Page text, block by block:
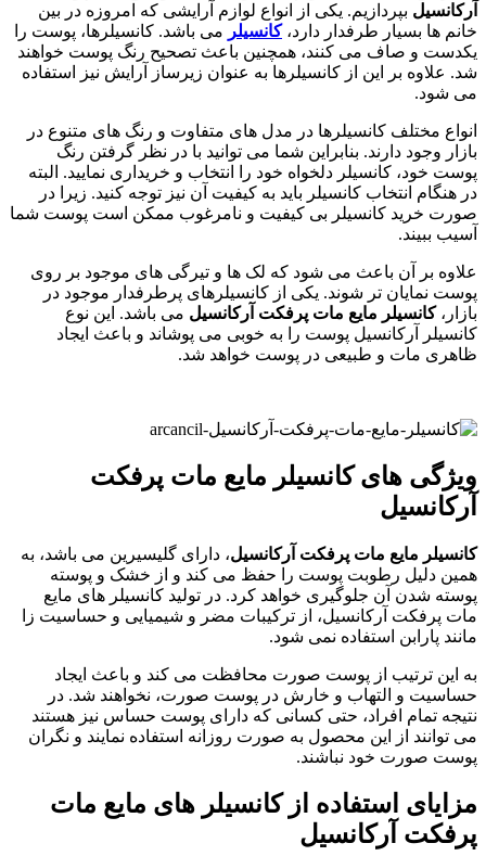
آرکانسیل بپردازیم. یکی از انواع لوازم آرایشی که امروزه در بین
خانم ها بسیار طرفدار دارد،کانسیلر می باشد. کانسیلرها، پوست را
یکدست و صاف می کنند، همچنین باعث تصحیح رنگ پوست خواهند
شد. علاوه بر این از کانسیلرها به عنوان زیرساز آرایش نیز استفاده
می شود.
انواع مختلف کانسیلرها در مدل های متفاوت و رنگ های متنوع در
بازار وجود دارند. بنابراین شما می توانید با در نظر گرفتن رنگ
پوست خود، کانسیلر دلخواه خود را انتخاب و خریداری نمایید. البته
در هنگام انتخاب کانسیلر باید به کیفیت آن نیز توجه کنید. زیرا در
صورت خرید کانسیلر بی کیفیت و نامرغوب ممکن است پوست شما
آسیب ببیند.
علاوه بر آن باعث می شود که لک ها و تیرگی های موجود بر روی
پوست نمایان تر شوند. یکی از کانسیلرهای پرطرفدار موجود در
بازار،کانسیلر مایع مات پرفکت آرکانسیل می باشد. این نوع
کانسیلر آرکانسیل پوست را به خوبی می پوشاند و باعث ایجاد
ظاهری مات و طبیعی در پوست خواهد شد.
ویژگی های کانسیلر مایع مات پرفکت
آرکانسیل
کانسیلر مایع مات پرفکت آرکانسیل، دارای گلیسیرین می باشد، به
همین دلیل رطوبت پوست را حفظ می کند و از خشک و پوسته
پوسته شدن آن جلوگیری خواهد کرد. در تولید کانسیلر های مایع
مات پرفکت آرکانسیل، از ترکیبات مضر و شیمیایی و حساسیت زا
مانند پارابن استفاده نمی شود.
به این ترتیب از پوست صورت محافظت می کند و باعث ایجاد
حساسیت و التهاب و خارش در پوست صورت، نخواهند شد. در
نتیجه تمام افراد، حتی کسانی که دارای پوست حساس نیز هستند
می توانند از این محصول به صورت روزانه استفاده نمایند و نگران
پوست صورت خود نباشند.
مزایای استفاده از کانسیلر های مایع مات
پرفکت آرکانسیل